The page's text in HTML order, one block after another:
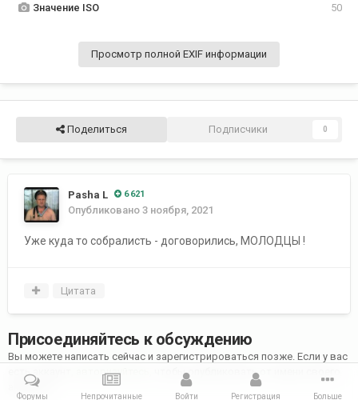
Значение ISO 50
Просмотр полной EXIF информации
Поделиться Подписчики 0
Pasha L 6 621
Опубликовано 3 ноября, 2021
Уже куда то собралисть - договорились, МОЛОДЦЫ !
Цитата
Присоединяйтесь к обсуждению
Вы можете написать сейчас и зарегистрироваться позже. Если у вас
есть аккаунт,
авторизуйтесь
, чтобы опубликовать от имени своего
аккаунта.
Форумы Непрочитанные Войти Регистрация Больше